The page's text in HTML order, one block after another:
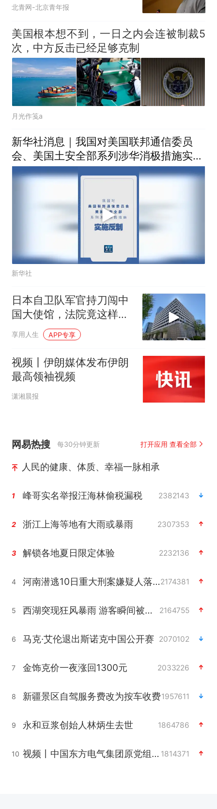
北青网-北京青年报
美国根本想不到，一日之内会连被制裁5
次，中方反击已经足够克制
月光作笺a
新华社消息｜我国对美国联邦通信委员
会、美国土安全部系列涉华消极措施实施
反制
新华社
日本自卫队军官持刀闯中
国大使馆，法院竟这样
判？
享用人生 APP专享
视频丨伊朗媒体发布伊朗
最高领袖视频
潇湘晨报
网易热搜 每30分钟更新 打开应用 查看全部
人民的健康、体质、幸福一脉相承
1 峰哥实名举报汪海林偷税漏税 2382143
2 浙江上海等地有大雨或暴雨 2307353
3 解锁各地夏日限定体验 2232136
4 河南潜逃10日重大刑案嫌疑人落网2174381
5 西湖突现狂风暴雨 游客瞬间被浇透 2164755
6 马克·艾伦退出斯诺克中国公开赛 2070102
7 金饰克价一夜涨回1300元 2033226
8 新疆景区自驾服务费改为按车收费1957611
9 永和豆浆创始人林炳生去世 1864786
10 视频丨中国东方电气集团原党组副书记、董事宋致远被查 1814371